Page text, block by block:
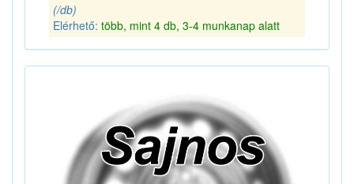
(/db)
Elérhető: több, mint 4 db, 3-4 munkanap alatt